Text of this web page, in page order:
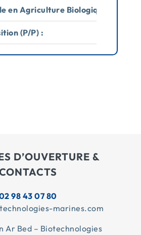
en Agriculture Biologique :
(P/P) :
D’OUVERTURE &
98 43 07 80
marines.com
Ar Bed – Biotechnologies